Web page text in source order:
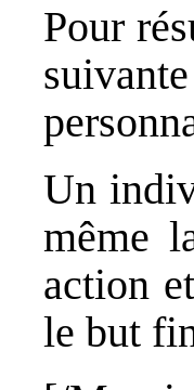
Pour
Un
même
action
le but